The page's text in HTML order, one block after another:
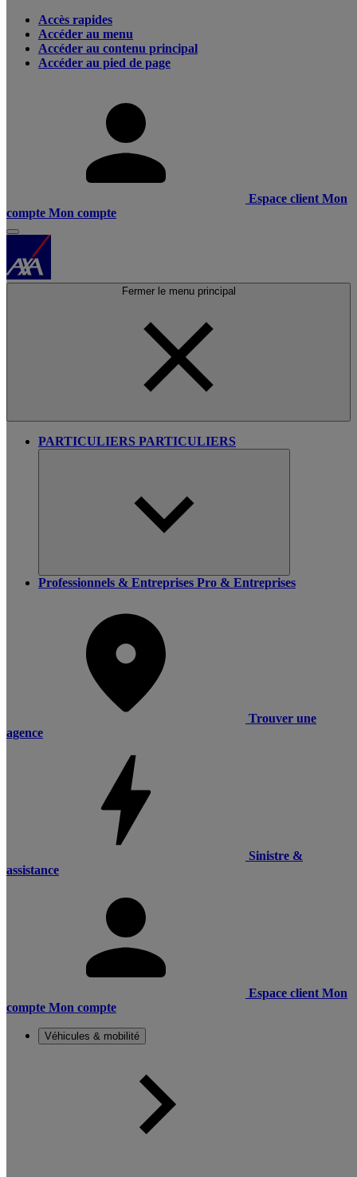
Accès rapides
Accéder au menu
Accéder au contenu principal
Accéder au pied de page
Espace client Mon
compte Mon compte
Fermer le menu principal
PARTICULIERS PARTICULIERS
Professionnels & Entreprises Pro & Entreprises
Trouver une
agence
Sinistre &
assistance
Espace client Mon
compte Mon compte
Véhicules & mobilité